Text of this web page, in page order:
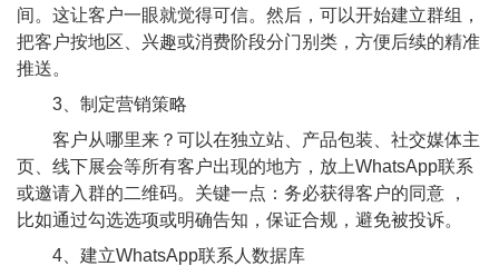
间。这让客户一眼就觉得可信。然后，可以开始建立群组，
把客户按地区、兴趣或消费阶段分门别类，方便后续的精准
推送。
3、制定营销策略
客户从哪里来？可以在独立站、产品包装、社交媒体主
页、线下展会等所有客户出现的地方，放上WhatsApp联系
或邀请入群的二维码。关键一点：务必获得客户的同意 ，
比如通过勾选选项或明确告知，保证合规，避免被投诉。
4、建立WhatsApp联系人数据库